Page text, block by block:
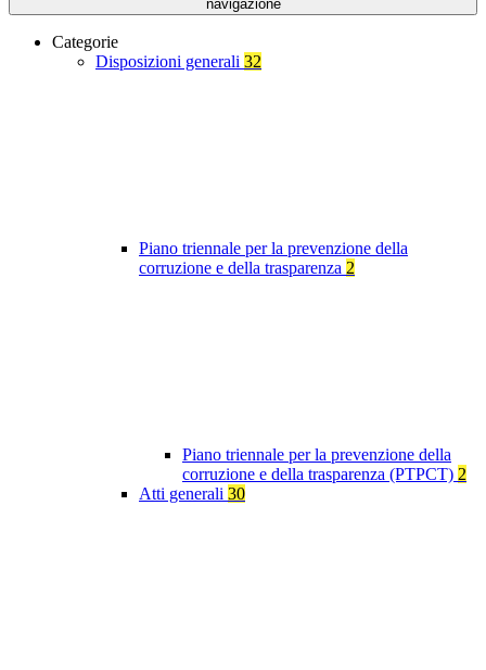
navigazione
Categorie
Disposizioni generali 32
Piano triennale per la prevenzione della
corruzione e della trasparenza 2
Piano triennale per la prevenzione della
corruzione e della trasparenza (PTPCT) 2
Atti generali 30